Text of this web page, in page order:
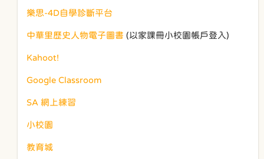
樂思-4D自學診斷平台
中華里歷史人物電子圖書 (以家課冊小校園帳戶登入)
Kahoot!
Google Classroom
SA 網上練習
小校園
教育城